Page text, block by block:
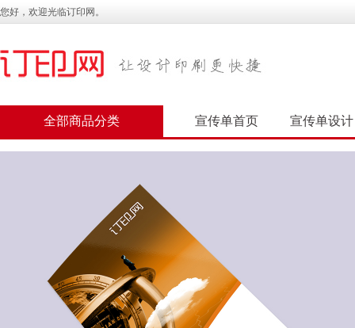
您好，欢迎光临订印网。
全部商品分类 宣传单首页 宣传单设计